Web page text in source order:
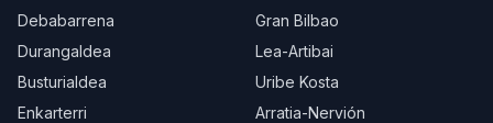
Debabarrena
Gran Bilbao
Durangaldea
Lea-Artibai
Busturialdea
Uribe Kosta
Enkarterri
Arratia-Nervión